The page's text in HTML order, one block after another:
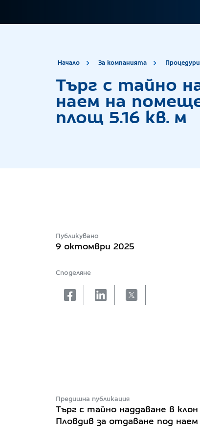
Начало За компанията Процедури
Търг с тайно
наем на
площ 5.16 кв. м
Публикувано
9 октомври 2025
Споделяне
facebooklinkedinX
Предишна публикация
Търг с тайно наддаване в клон
Пловдив за отдаване под наем